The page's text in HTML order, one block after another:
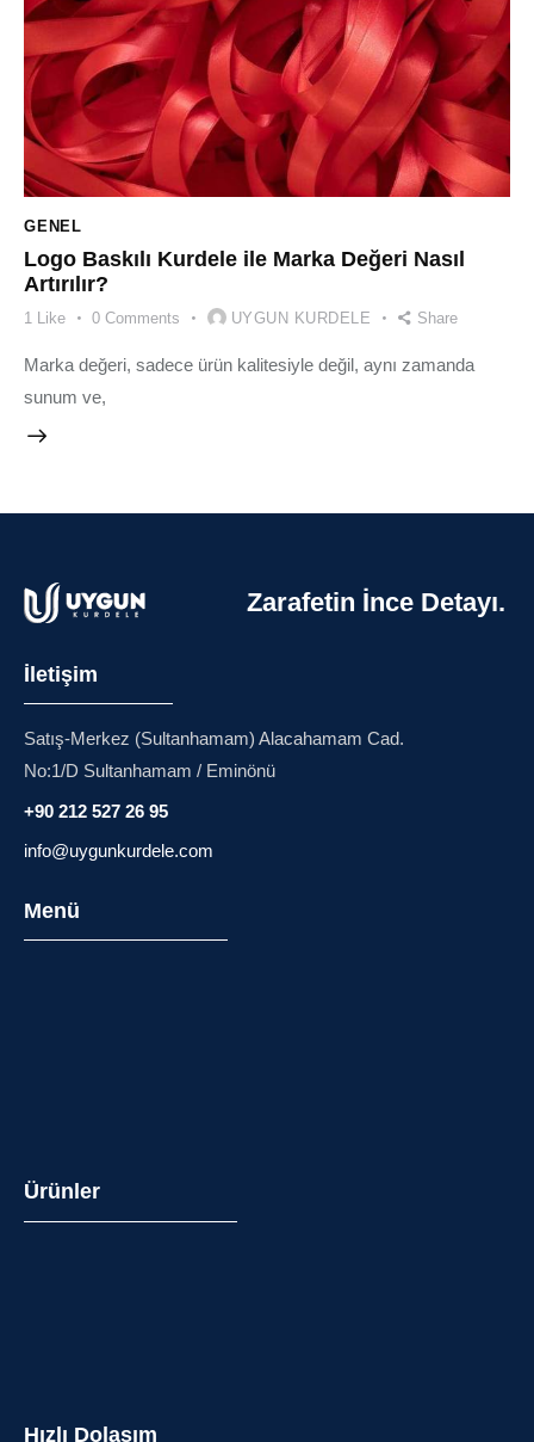
GENEL
Logo Baskılı Kurdele ile Marka Değeri Nasıl
Artırılır?
1 Like 0 Comments UYGUN KURDELE Share
Marka değeri, sadece ürün kalitesiyle değil, aynı zamanda
sunum ve,
Zarafetin İnce Detayı.
İletişim
Satış-Merkez (Sultanhamam) Alacahamam Cad.
No:1/D Sultanhamam / Eminönü
+90 212 527 26 95
info@uygunkurdele.com
Menü
Ürünler
Hızlı Dolaşım